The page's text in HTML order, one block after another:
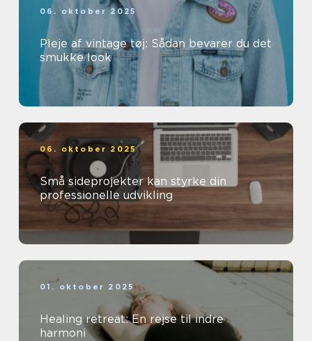
06. oktober 2025
Pleje af vintage tøj: Sådan bevarer du det
smukke look
06. oktober 2025
Små sideprojekter kan styrke din
professionelle udvikling
01. oktober 2025
Healing retreat: En rejse til indre
harmoni